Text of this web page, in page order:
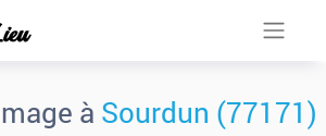
à Sourdun (77171)